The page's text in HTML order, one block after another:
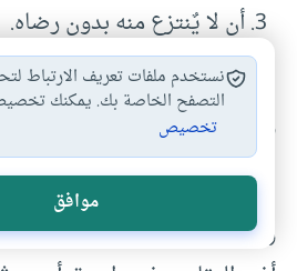
أن لا يٌنتزع منه بدون رضاه.
بينما العدل فيها يفيد أن
وذلك إما بعمل أو عوض أو تبرع
العدل حفظ المصالح العامة
ومهما يبدو من اختلاف بين
نستخدم ملفات تعريف الارتباط
التصفح الخاصة بك. يمكنك
تخصيص
موافق